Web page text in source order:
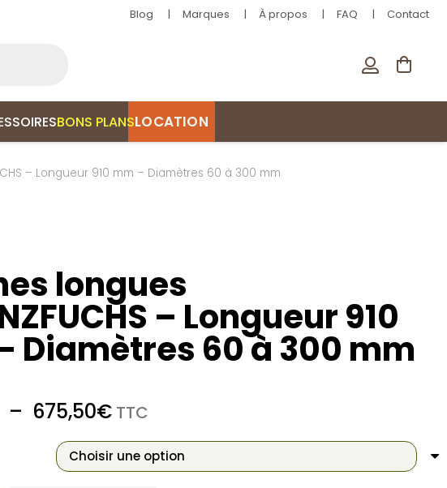
Blog Marques À propos FAQ Contact
BONS PLANSLOCATION
– Longueur 910 mm – Diamètres 60 à 300 mm
longues
– Longueur 910
Diamètres 60 à 300 mm
– 675,50€Plage
prix :
362,90€
TTC